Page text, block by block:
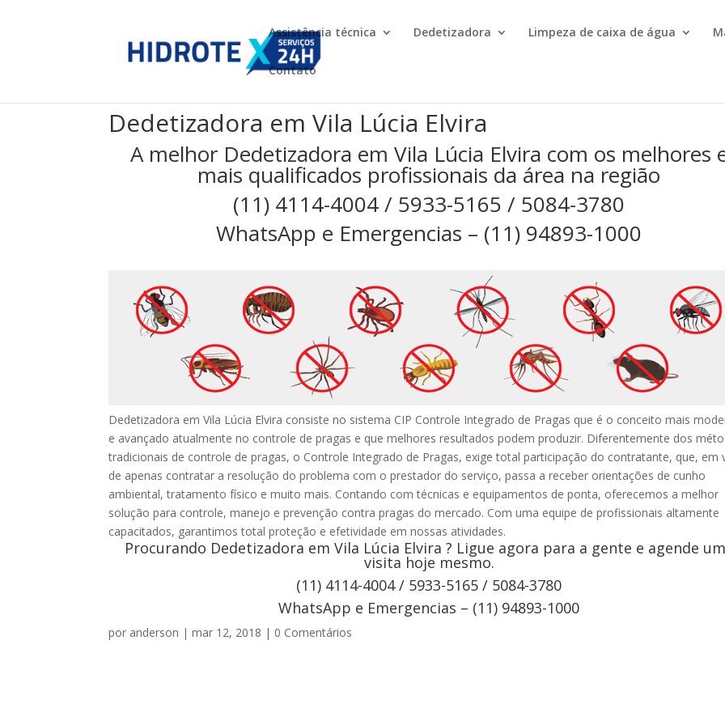
Assistência técnica Dedetizadora Limpeza de caixa de água
Contato
Dedetizadora em Vila Lúcia Elvira
A melhor Dedetizadora em Vila Lúcia Elvira com os melhores
mais qualificados profissionais da área na região
(11) 4114-4004 / 5933-5165 / 5084-3780
WhatsApp e Emergencias – (11) 94893-1000
Dedetizadora em Vila Lúcia Elvira consiste no sistema CIP Controle Integrado de Pragas que é o conceito mais
e avançado atualmente no controle de pragas e que melhores resultados podem produzir. Diferentemente dos
tradicionais de controle de pragas, o Controle Integrado de Pragas, exige total participação do contratante, que, em
de apenas contratar a resolução do problema com o prestador do serviço, passa a receber orientações de cunho
ambiental, tratamento físico e muito mais. Contando com técnicas e equipamentos de ponta, oferecemos a melhor
solução para controle, manejo e prevenção contra pragas do mercado. Com uma equipe de profissionais altamente
capacitados, garantimos total proteção e efetividade em nossas atividades.
Procurando Dedetizadora em Vila Lúcia Elvira ? Ligue agora para a gente e agende
visita hoje mesmo.
(11) 4114-4004 / 5933-5165 / 5084-3780
WhatsApp e Emergencias – (11) 94893-1000
por anderson |mar 12, 2018 | 0 Comentários